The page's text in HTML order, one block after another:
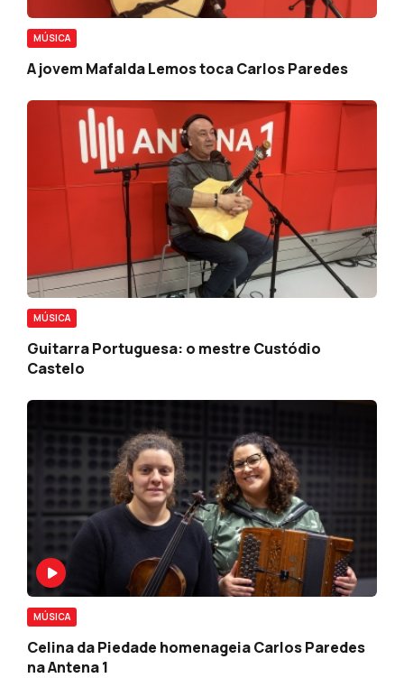
MÚSICA
A jovem Mafalda Lemos toca Carlos Paredes
MÚSICA
Guitarra Portuguesa: o mestre Custódio
Castelo
MÚSICA
Celina da Piedade homenageia Carlos Paredes
na Antena 1